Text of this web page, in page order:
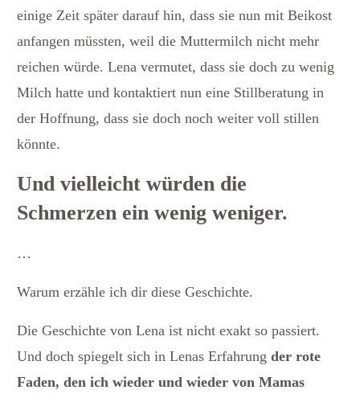
einige Zeit später darauf hin, dass sie nun mit Beikost
anfangen müssten, weil die Muttermilch nicht mehr
reichen würde. Lena vermutet, dass sie doch zu wenig
Milch hatte und kontaktiert nun eine Stillberatung in
der Hoffnung, dass sie doch noch weiter voll stillen
könnte.
Und vielleicht würden die
Schmerzen ein wenig weniger.
…
Warum erzähle ich dir diese Geschichte.
Die Geschichte von Lena ist nicht exakt so passiert.
Und doch spiegelt sich in Lenas Erfahrung der rote
Faden, den ich wieder und wieder von Mamas